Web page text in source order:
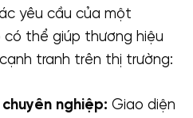
yêu cầu của một
thể giúp thương hiệu
tranh trên thị trường:
nghiệp: Giao diện